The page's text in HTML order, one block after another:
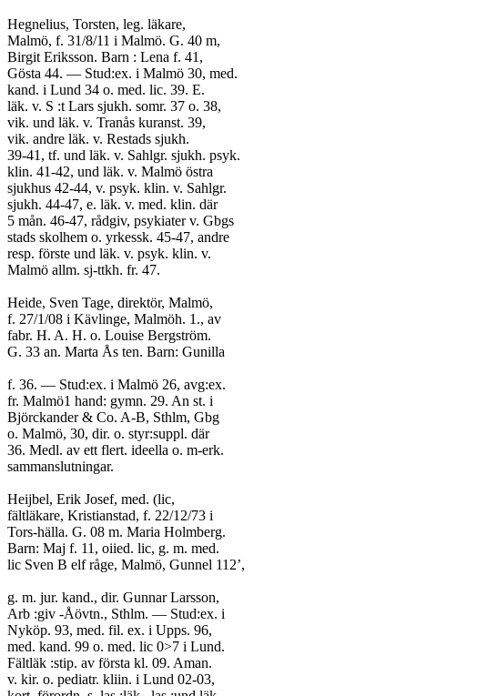
Hegnelius, Torsten, leg. läkare,
Malmö, f. 31/8/11 i Malmö. G. 40 m,
Birgit Eriksson. Barn : Lena f. 41,
Gösta 44. — Stud:ex. i Malmö 30, med.
kand. i Lund 34 o. med. lic. 39. E.
läk. v. S :t Lars sjukh. somr. 37 o. 38,
vik. und läk. v. Tranås kuranst. 39,
vik. andre läk. v. Restads sjukh.
39-41, tf. und läk. v. Sahlgr. sjukh. psyk.
klin. 41-42, und läk. v. Malmö östra
sjukhus 42-44, v. psyk. klin. v. Sahlgr.
sjukh. 44-47, e. läk. v. med. klin. där
5 mån. 46-47, rådgiv, psykiater v. Gbgs
stads skolhem o. yrkessk. 45-47, andre
resp. förste und läk. v. psyk. klin. v.
Malmö allm. sj-ttkh. fr. 47.
Heide, Sven Tage, direktör, Malmö,
f. 27/1/08 i Kävlinge, Malmöh. 1., av
fabr. H. A. H. o. Louise Bergström.
G. 33 an. Marta Ås ten. Barn: Gunilla
f. 36. — Stud:ex. i Malmö 26, avg:ex.
fr. Malmö1 hand: gymn. 29. An st. i
Björckander & Co. A-B, Sthlm, Gbg
o. Malmö, 30, dir. o. styr:suppl. där
36. Medl. av ett flert. ideella o. m-erk.
sammanslutningar.
Heijbel, Erik Josef, med. (lic,
fältläkare, Kristianstad, f. 22/12/73 i
Tors-hälla. G. 08 m. Maria Holmberg.
Barn: Maj f. 11, oiied. lic, g. m. med.
lic Sven B elf råge, Malmö, Gunnel 112’,
g. m. jur. kand., dir. Gunnar Larsson,
Arb :giv -Åövtn., Sthlm. — Stud:ex. i
Nyköp. 93, med. fil. ex. i Upps. 96,
med. kand. 99 o. med. lic 0>7 i Lund.
Fältläk :stip. av första kl. 09. Aman.
v. kir. o. pediatr. kliin. i Lund 02-03,